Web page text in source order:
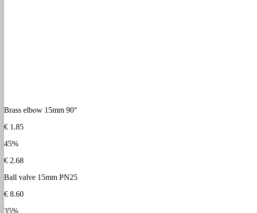
Brass elbow 15mm 90°
€ 1.85
45%
€ 2.68
Ball valve 15mm PN25
€ 8.60
35%